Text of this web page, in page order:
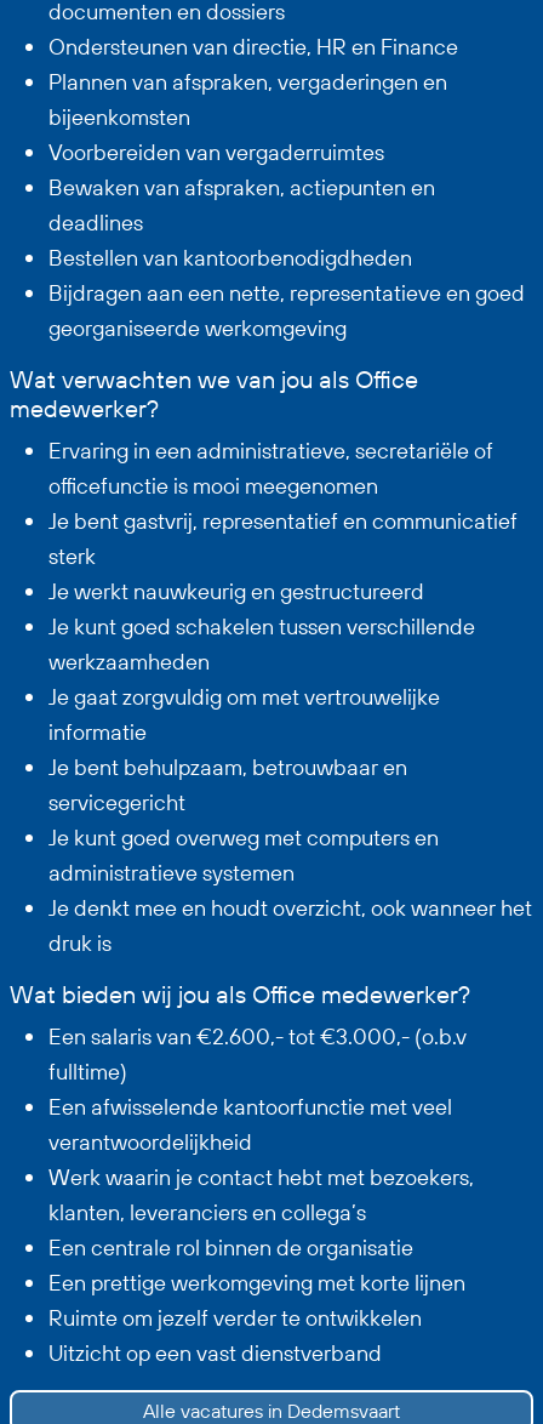
documenten en dossiers
Ondersteunen van directie, HR en Finance
Plannen van afspraken, vergaderingen en
bijeenkomsten
Voorbereiden van vergaderruimtes
Bewaken van afspraken, actiepunten en
deadlines
Bestellen van kantoorbenodigdheden
Bijdragen aan een nette, representatieve en goed
georganiseerde werkomgeving
Wat verwachten we van jou als Office
medewerker?
Ervaring in een administratieve, secretariële of
officefunctie is mooi meegenomen
Je bent gastvrij, representatief en communicatief
sterk
Je werkt nauwkeurig en gestructureerd
Je kunt goed schakelen tussen verschillende
werkzaamheden
Je gaat zorgvuldig om met vertrouwelijke
informatie
Je bent behulpzaam, betrouwbaar en
servicegericht
Je kunt goed overweg met computers en
administratieve systemen
Je denkt mee en houdt overzicht, ook wanneer het
druk is
Wat bieden wij jou als Office medewerker?
Een salaris van €2.600,- tot €3.000,- (o.b.v
fulltime)
Een afwisselende kantoorfunctie met veel
verantwoordelijkheid
Werk waarin je contact hebt met bezoekers,
klanten, leveranciers en collega’s
Een centrale rol binnen de organisatie
Een prettige werkomgeving met korte lijnen
Ruimte om jezelf verder te ontwikkelen
Uitzicht op een vast dienstverband
Alle vacatures in Dedemsvaart